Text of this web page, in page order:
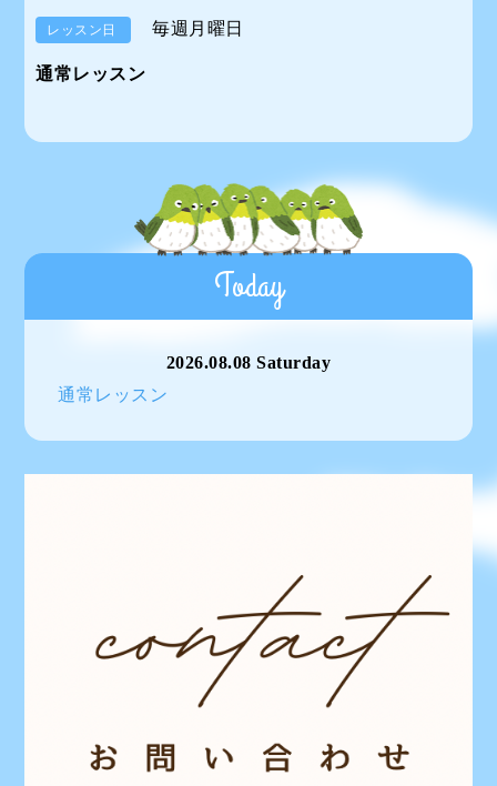
レッスン日 毎週月曜日
通常レッスン
Today
2026.08.08 Saturday
通常レッスン